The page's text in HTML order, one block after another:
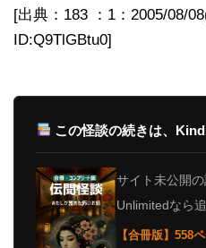
[出典：183 ：1：2005/08/
ID:Q9TlGBtu0]
この怪談の続きは、
サイト未公開
Unlimitedなら
【合冊版】558